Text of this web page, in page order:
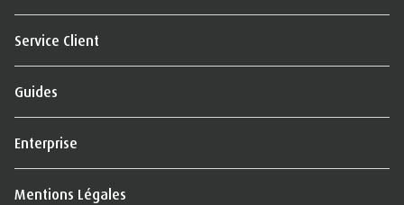
Service Client
Guides
Enterprise
Mentions Légales